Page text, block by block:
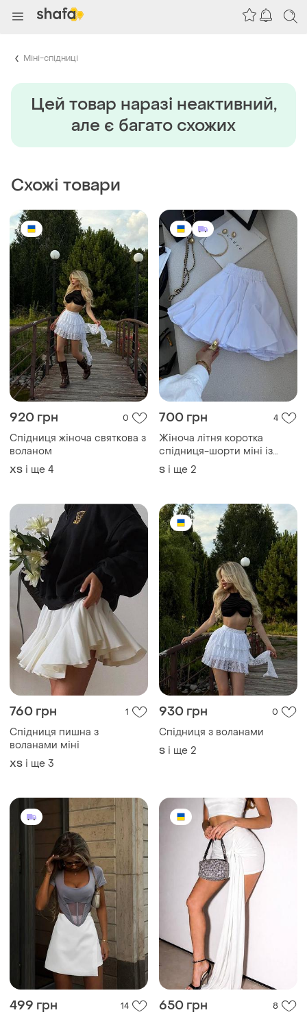
Міні-спідниці
Цей товар наразi неактивний,
але є багато схожих
Схожі товари
920 грн 0
Спідниця жіноча святкова з
воланом
ХS і ще 4
700 грн 4
Жіноча літня коротка
спідниця-шорти міні із
воланами біла
S і ще 2
760 грн 1
Спідниця пишна з
воланами міні
ХS і ще 3
930 грн 0
Спідниця з воланами
S і ще 2
499 грн 14 650 грн 8